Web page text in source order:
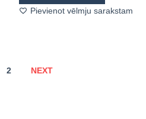
Pievienot vēlmju sarakstam
2 NEXT